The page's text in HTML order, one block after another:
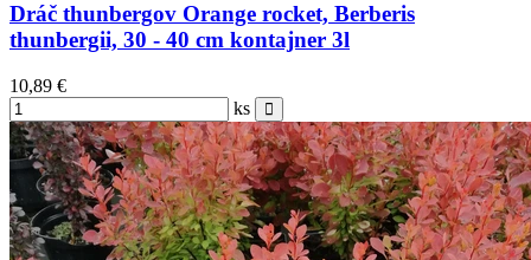
Dráč thunbergov Orange rocket, Berberis
thunbergii, 30 - 40 cm kontajner 3l
10,89 €
ks